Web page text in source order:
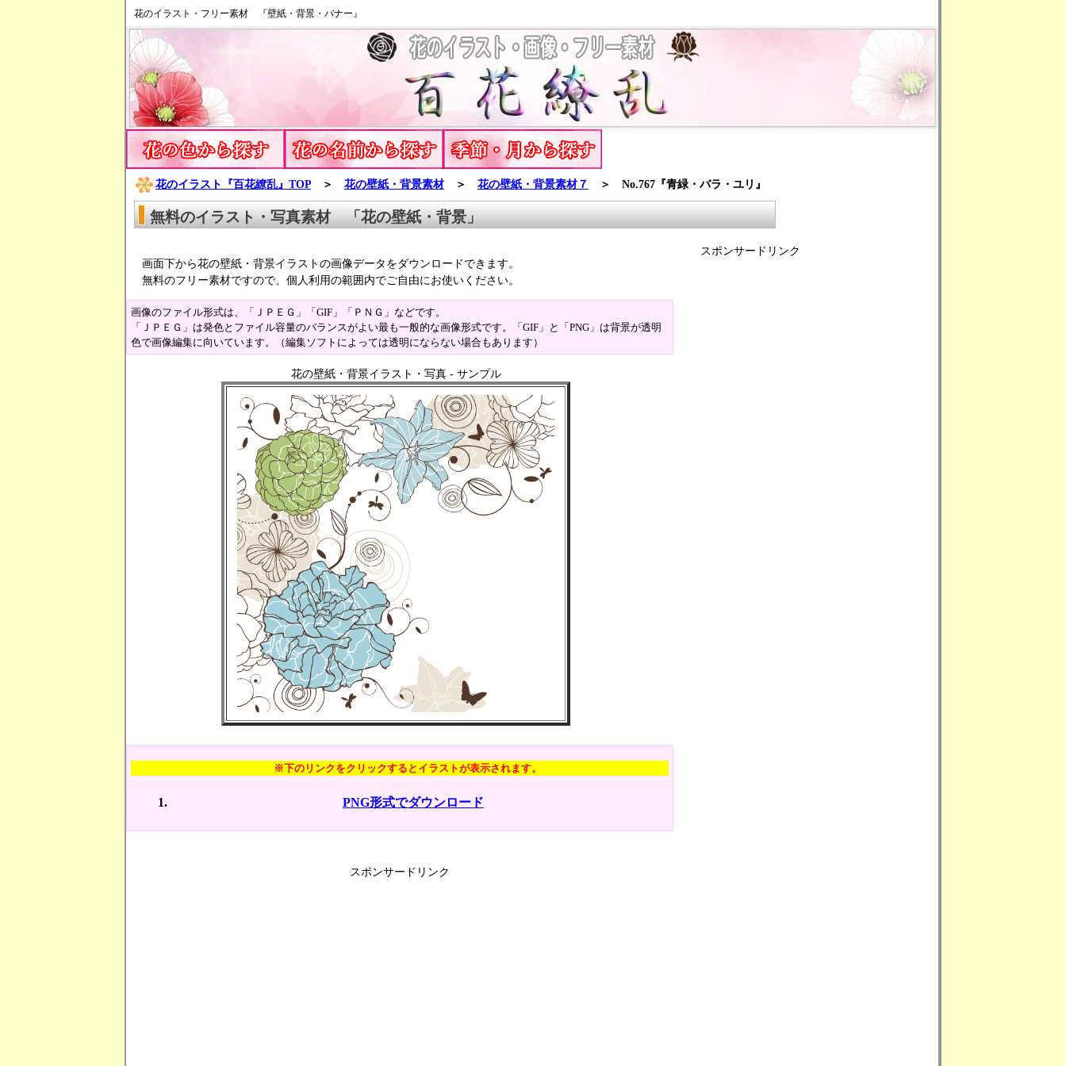
花のイラスト・フリー素材 『壁紙・背景・バナー』
花のイラスト『百花繚乱』TOP ＞ 花の壁紙・背景素材＞ 花の壁紙・背景素材７ ＞ No.767『青緑・バラ・ユリ』
無料のイラスト・写真素材 「花の壁紙・背景」
スポンサードリンク
画面下から花の壁紙・背景イラストの画像データをダウンロードできます。
無料のフリー素材ですので、個人利用の範囲内でご自由にお使いください。
画像のファイル形式は、「ＪＰＥＧ」「GIF」「ＰＮＧ」などです。
「ＪＰＥＧ」は発色とファイル容量のバランスがよい最も一般的な画像形式です。「GIF」と「PNG」は背景が透明
色で画像編集に向いています。（編集ソフトによっては透明にならない場合もあります）
花の壁紙・背景イラスト・写真 - サンプル
※下のリンクをクリックするとイラストが表示されます。
PNG形式でダウンロード
スポンサードリンク